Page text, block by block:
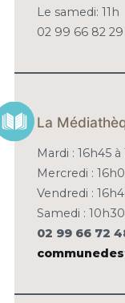
Le samedi: 11h
02 99 66 82 29
La
Mardi : 16h45
Mercredi :
Vendredi :
Samedi :
02 99 66 72